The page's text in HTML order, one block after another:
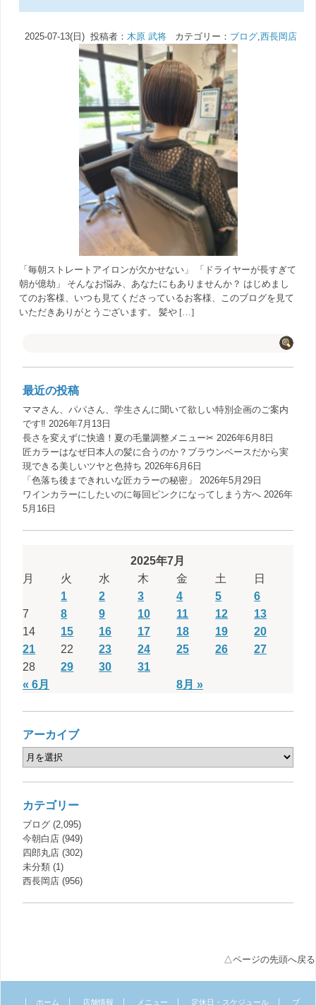
2025-07-13(日) 投稿者： 木原 武将カテゴリー： ブログ,西長岡店
「毎朝ストレートアイロンが欠かせない」 「ドライヤーが長すぎて
朝が億劫」 そんなお悩み、あなたにもありませんか？ はじめまし
てのお客様、いつも見てくださっているお客様、このブログを見て
いただきありがとうございます。 髪や […]
最近の投稿
ママさん、パパさん、学生さんに聞いて欲しい特別企画のご案内
です‼️ 2026年7月13日
長さを変えずに快適！夏の毛量調整メニュー✂︎ 2026年6月8日
匠カラーはなぜ日本人の髪に合うのか？ブラウンベースだから実
現できる美しいツヤと色持ち 2026年6月6日
「色落ち後まできれいな匠カラーの秘密」
2026年5月29日
ワインカラーにしたいのに毎回ピンクになってしまう方へ 2026年
5月16日
2025年7月
月
火 水 木 金 土 日
« 6月 8月 »
1 2 3 4 5
6
7
8 9 10 11 12
13
14
15 16 17 18 19
20
21
22 23 24 25 26
27
28
29 30 31
アーカイブ
カテゴリー
ブログ (2,095)
今朝白店 (949)
四郎丸店 (302)
未分類 (1)
西長岡店 (956)
△ページの先頭へ戻る
ホーム 店舗情報 メニュー 定休日・スケジュール ブ